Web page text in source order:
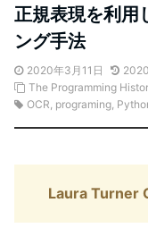
正規表現を利用
ング手法
2020年3月11日
The Programming
OCR, programing,
Laura Turner